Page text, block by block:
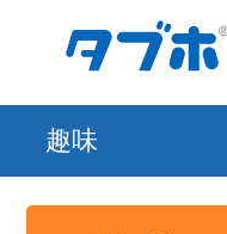
趣味